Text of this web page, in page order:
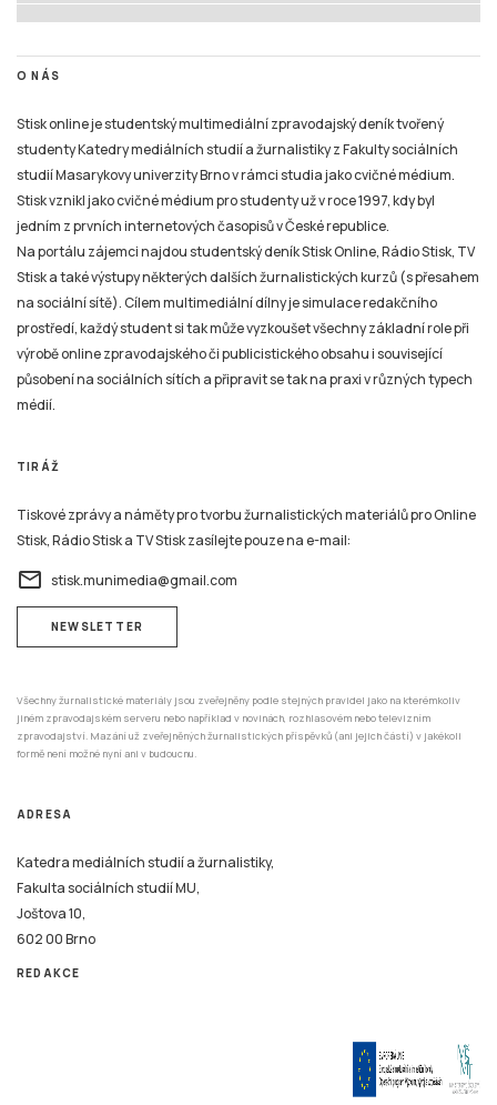
O NÁS
Stisk online je studentský multimediální zpravodajský deník tvořený
studenty Katedry mediálních studií a žurnalistiky z Fakulty sociálních
studií Masarykovy univerzity Brno v rámci studia jako cvičné médium.
Stisk vznikl jako cvičné médium pro studenty už v roce 1997, kdy byl
jedním z prvních internetových časopisů v České republice.
Na portálu zájemci najdou studentský deník Stisk Online, Rádio Stisk, TV
Stisk a také výstupy některých dalších žurnalistických kurzů (s přesahem
na sociální sítě). Cílem multimediální dílny je simulace redakčního
prostředí, každý student si tak může vyzkoušet všechny základní role při
výrobě online zpravodajského či publicistického obsahu i související
působení na sociálních sítích a připravit se tak na praxi v různých typech
médií.
TIRÁŽ
Tiskové zprávy a náměty pro tvorbu žurnalistických materiálů pro Online
Stisk, Rádio Stisk a TV Stisk zasílejte pouze na e-mail:
email stisk.munimedia@gmail.com
NEWSLETTER
Všechny žurnalistické materiály jsou zveřejněny podle stejných pravidel jako na kterémkoliv
jiném zpravodajském serveru nebo například v novinách, rozhlasovém nebo televizním
zpravodajství. Mazání už zveřejněných žurnalistických příspěvků (ani jejich částí) v jakékoli
formě není možné nyní ani v budoucnu.
ADRESA
Katedra mediálních studií a žurnalistiky,
Fakulta sociálních studií MU,
Joštova 10,
602 00 Brno
REDAKCE